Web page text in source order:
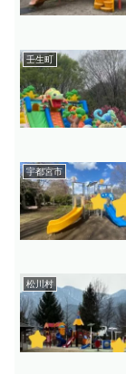
壬生町
宇都宮市
松川村